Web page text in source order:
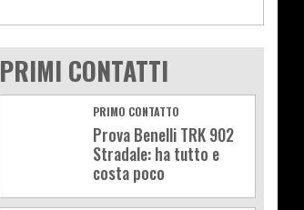
PRIMI CONTATTI
PRIMO CONTATTO
Prova Benelli TRK 902
Stradale: ha tutto e
costa poco